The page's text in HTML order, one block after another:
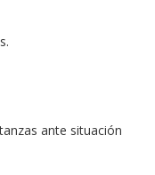
ante situación